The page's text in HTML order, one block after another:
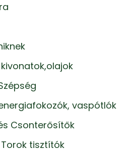
vaspótlók
Csonterősítők
tisztítók